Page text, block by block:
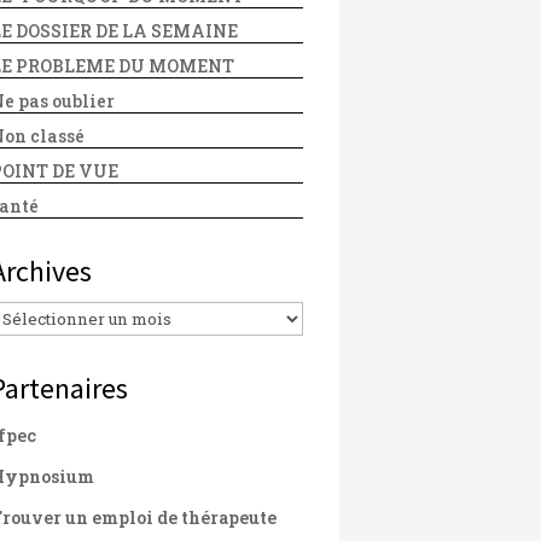
DOSSIER DE LA SEMAINE
PROBLEME DU MOMENT
pas oublier
classé
DE VUE
un emploi de thérapeute